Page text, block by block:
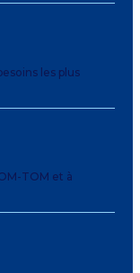
les plus
TOM et à